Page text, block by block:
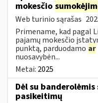
mokesčio
Web turinio sąrašas
Primename, kad pagal
pajamų mokesčio
punktą, parduodamo ar
nuosavybėn...
Metai: 2025
Dėl su
pasikeitimų